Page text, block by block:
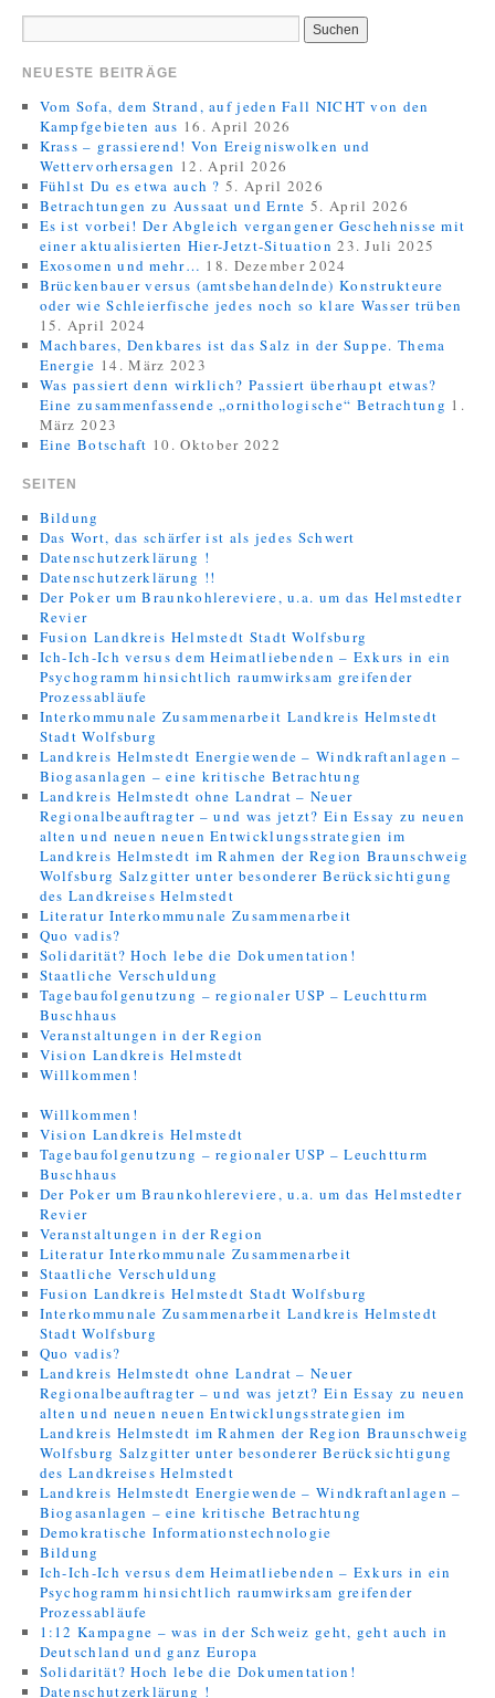
NEUESTE BEITRÄGE
Vom Sofa, dem Strand, auf jeden Fall NICHT von den
Kampfgebieten aus 16. April 2026
Krass – grassierend! Von Ereigniswolken und
Wettervorhersagen 12. April 2026
Fühlst Du es etwa auch ? 5. April 2026
Betrachtungen zu Aussaat und Ernte 5. April 2026
Es ist vorbei! Der Abgleich vergangener Geschehnisse mit
einer aktualisierten Hier-Jetzt-Situation 23. Juli 2025
Exosomen und mehr… 18. Dezember 2024
Brückenbauer versus (amtsbehandelnde) Konstrukteure
oder wie Schleierfische jedes noch so klare Wasser trüben
15. April 2024
Machbares, Denkbares ist das Salz in der Suppe. Thema
Energie 14. März 2023
Was passiert denn wirklich? Passiert überhaupt etwas?
Eine zusammenfassende „ornithologische“ Betrachtung 1.
März 2023
Eine Botschaft 10. Oktober 2022
SEITEN
Bildung
Das Wort, das schärfer ist als jedes Schwert
Datenschutzerklärung !
Datenschutzerklärung !!
Der Poker um Braunkohlereviere, u.a. um das Helmstedter
Revier
Fusion Landkreis Helmstedt Stadt Wolfsburg
Ich-Ich-Ich versus dem Heimatliebenden – Exkurs in ein
Psychogramm hinsichtlich raumwirksam greifender
Prozessabläufe
Interkommunale Zusammenarbeit Landkreis Helmstedt
Stadt Wolfsburg
Landkreis Helmstedt Energiewende – Windkraftanlagen –
Biogasanlagen – eine kritische Betrachtung
Landkreis Helmstedt ohne Landrat – Neuer
Regionalbeauftragter – und was jetzt? Ein Essay zu neuen
alten und neuen neuen Entwicklungsstrategien im
Landkreis Helmstedt im Rahmen der Region Braunschweig
Wolfsburg Salzgitter unter besonderer Berücksichtigung
des Landkreises Helmstedt
Literatur Interkommunale Zusammenarbeit
Quo vadis?
Solidarität? Hoch lebe die Dokumentation!
Staatliche Verschuldung
Tagebaufolgenutzung – regionaler USP – Leuchtturm
Buschhaus
Veranstaltungen in der Region
Vision Landkreis Helmstedt
Willkommen!
Willkommen!
Vision Landkreis Helmstedt
Tagebaufolgenutzung – regionaler USP – Leuchtturm
Buschhaus
Der Poker um Braunkohlereviere, u.a. um das Helmstedter
Revier
Veranstaltungen in der Region
Literatur Interkommunale Zusammenarbeit
Staatliche Verschuldung
Fusion Landkreis Helmstedt Stadt Wolfsburg
Interkommunale Zusammenarbeit Landkreis Helmstedt
Stadt Wolfsburg
Quo vadis?
Landkreis Helmstedt ohne Landrat – Neuer
Regionalbeauftragter – und was jetzt? Ein Essay zu neuen
alten und neuen neuen Entwicklungsstrategien im
Landkreis Helmstedt im Rahmen der Region Braunschweig
Wolfsburg Salzgitter unter besonderer Berücksichtigung
des Landkreises Helmstedt
Landkreis Helmstedt Energiewende – Windkraftanlagen –
Biogasanlagen – eine kritische Betrachtung
Demokratische Informationstechnologie
Bildung
Ich-Ich-Ich versus dem Heimatliebenden – Exkurs in ein
Psychogramm hinsichtlich raumwirksam greifender
Prozessabläufe
1:12 Kampagne – was in der Schweiz geht, geht auch in
Deutschland und ganz Europa
Solidarität? Hoch lebe die Dokumentation!
Datenschutzerklärung !